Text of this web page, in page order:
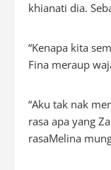
khianati dia.
“Kenapa kita
Fina meraup
“Aku tak nak
rasa apa yang
rasaMelina